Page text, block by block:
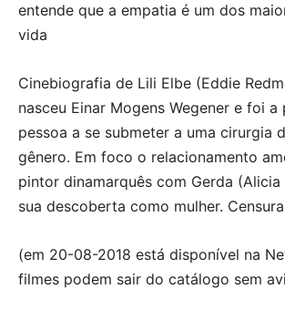
Cinebiografia de Lili Elbe (Eddie
nasceu Einar Mogens Wegener e foi a
pessoa a se submeter a uma cirurgia
gênero. Em foco o relacionamento
pintor dinamarquês com Gerda
sua descoberta como mulher.
(em 20-08-2018 está disponível na
filmes podem sair do catálogo sem